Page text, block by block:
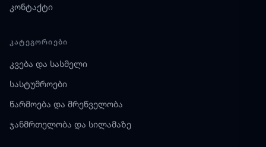
კონტაქტი
ᲙᲐᲢᲔᲒᲝᲠᲘᲔᲑᲘ
კვება და სასმელი
სასტუმროები
წარმოება და მრეწველობა
ჯანმრთელობა და სილამაზე